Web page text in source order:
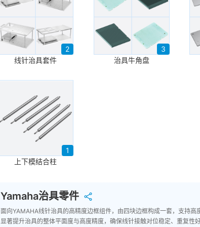
线针治具套件
2
治具牛角盘
3
上下模结合柱
1
Yamaha治具零件
面向YAMAHA线针治具的高精度边框组件，由四块边框构成一套，支持
显著提升治具的整体平面度与高度精度，确保线针接触对位稳定、重复性